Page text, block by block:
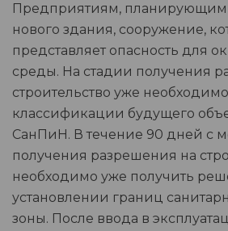
Предприятиям, планирующим
нового здания, сооружение,
представляет опасность для
среды. На стадии получения
строительство уже
классификации будущего
СанПиН. В течение 90 дней с
получения разрешения на
необходимо уже получить
установлении границ
зоны. После ввода в